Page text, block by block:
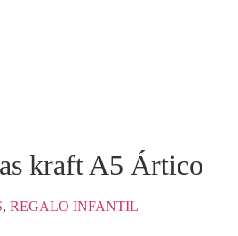
kraft A5 Ártico
, REGALO INFANTIL